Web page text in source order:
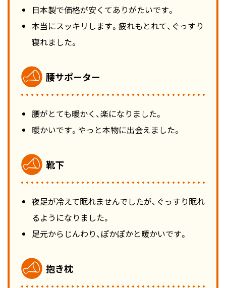
日本製で価格が安くてありがたいです。
本当にスッキリします。疲れもとれて、ぐっすり
寝れました。
腰サポーター
腰がとても暖かく、楽になりました。
暖かいです。やっと本物に出会えました。
靴下
夜足が冷えて眠れませんでしたが、ぐっすり眠れ
るようになりました。
足元からじんわり、ぽかぽかと暖かいです。
抱き枕